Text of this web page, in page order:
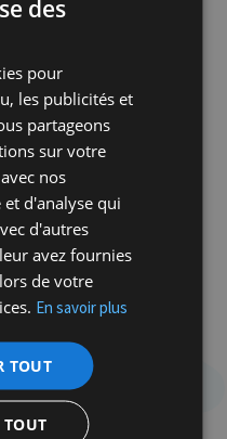
il n’a aucune
un sauveur
elles pas la
V ?
et de pogrome
en 1948) contribue
il faut garder à
du Maroc est celle
dans le monde
la légende dorée de
origine dans l’échec
Juifs du Maroc à la
immigration en
Israéliens d’origine
des
pour
les publicités et
partageons
sur votre
nos
d'analyse qui
d'autres
avez fournies
de votre
En savoir plus
TOUT
TOUT